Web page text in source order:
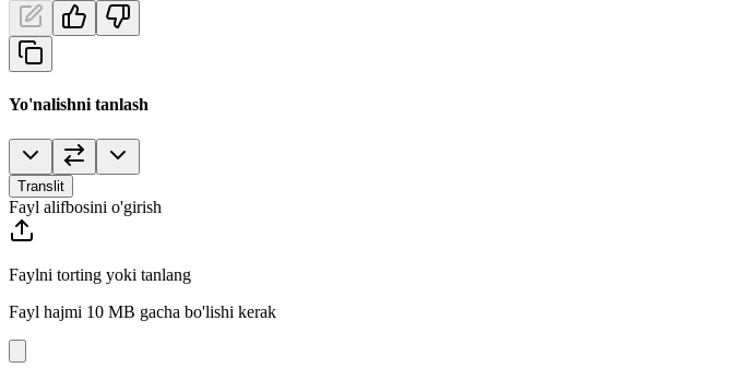
Yo'nalishni tanlash
Translit
Fayl alifbosini o'girish
Faylni torting yoki tanlang
Fayl hajmi 10 MB gacha bo'lishi kerak